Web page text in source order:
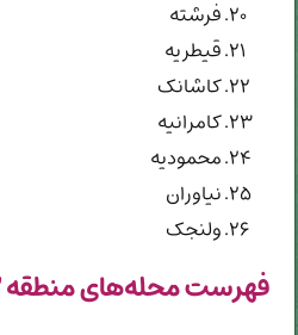
فرشته
قیطریه
کاشانک
کامرانیه
محمودیه
نیاوران
ولنجک
فهرست محله‌های منطقه ۲ تهران